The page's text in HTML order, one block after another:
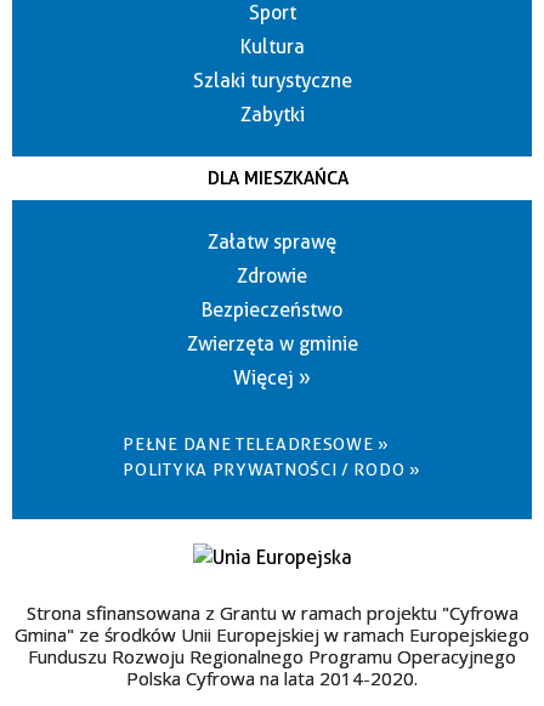
Sport
Kultura
Szlaki turystyczne
Zabytki
DLA MIESZKAŃCA
Załatw sprawę
Zdrowie
Bezpieczeństwo
Zwierzęta w gminie
Więcej »
PEŁNE DANE TELEADRESOWE »
POLITYKA PRYWATNOŚCI / RODO »
Strona sfinansowana z Grantu w ramach projektu "Cyfrowa
Gmina" ze środków Unii Europejskiej w ramach Europejskiego
Funduszu Rozwoju Regionalnego Programu Operacyjnego
Polska Cyfrowa na lata 2014-2020.